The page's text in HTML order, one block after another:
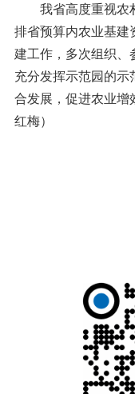
我省高度重视农
排省预算内农业基
建工作，多次组织、
充分发挥示范园的示
合发展，促进农业增
红梅）